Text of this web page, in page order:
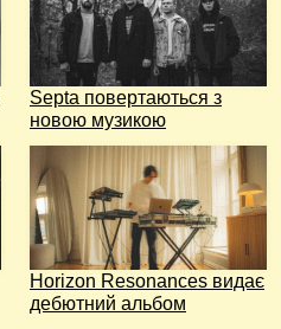
Septa повертаються з
новою музикою
Horizon Resonances видає
дебютний альбом